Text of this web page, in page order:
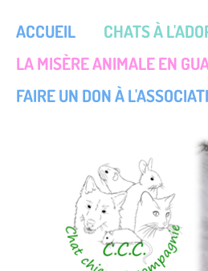
ACCUEIL CHATS À
LA MISÈRE ANIMALE EN
FAIRE UN DON À